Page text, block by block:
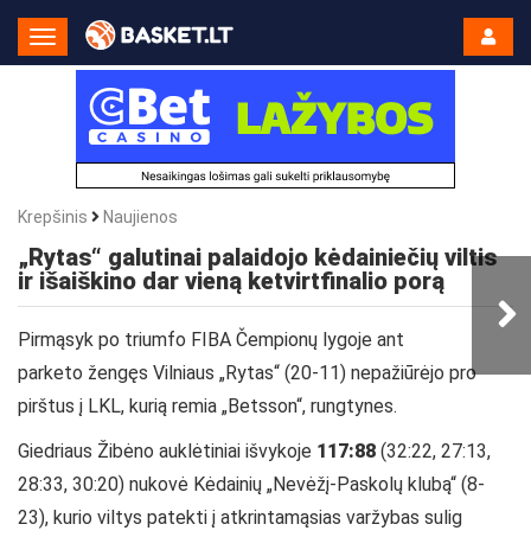
Toggle
Navigation
Krepšinis Naujienos
„Rytas“ galutinai palaidojo kėdainiečių viltis
ir išaiškino dar vieną ketvirtfinalio porą
Pirmąsyk po triumfo FIBA Čempionų lygoje ant
parketo žengęs Vilniaus „Rytas“ (20-11) nepažiūrėjo pro
pirštus į LKL, kurią remia „Betsson“, rungtynes.
Giedriaus Žibėno auklėtiniai išvykoje 117:88 (32:22, 27:13,
28:33, 30:20) nukovė Kėdainių „Nevėžį-Paskolų klubą“ (8-
23), kurio viltys patekti į atkrintamąsias varžybas sulig